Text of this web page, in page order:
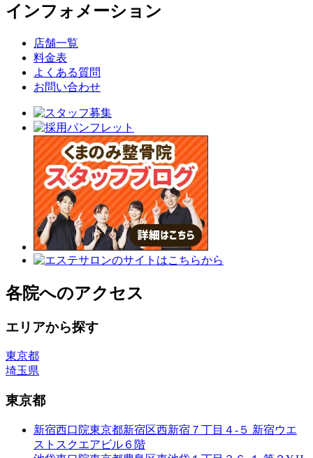
インフォメーション
店舗一覧
料金表
よくある質問
お問い合わせ
各院へのアクセス
エリアから探す
東京都
埼玉県
東京都
新宿西口院東京都新宿区西新宿７丁目４-５ 新宿ウエ
ストスクエアビル６階